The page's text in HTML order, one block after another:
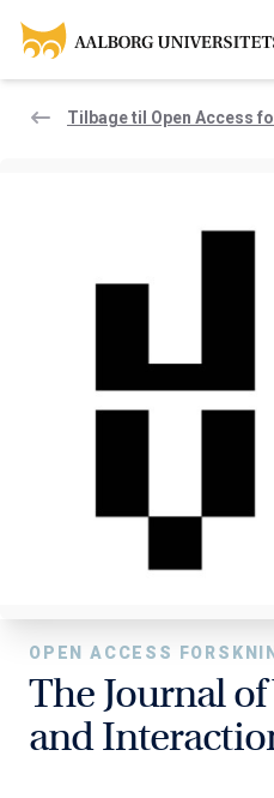
Tilbage til Open Access
OPEN ACCESS
The Journal
and